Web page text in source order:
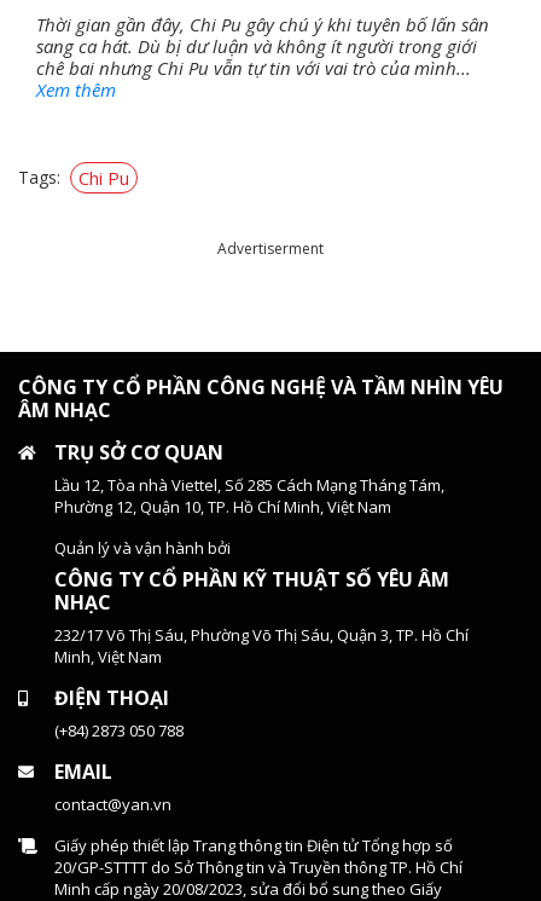
Thời gian gần đây, Chi Pu gây chú ý khi tuyên bố lấn sân
sang ca hát. Dù bị dư luận và không ít người trong giới
chê bai nhưng Chi Pu vẫn tự tin với vai trò của mình...
Xem thêm
Tags: Chi Pu
Advertiserment
CÔNG TY CỔ PHẦN CÔNG NGHỆ VÀ TẦM NHÌN YÊU
ÂM NHẠC
TRỤ SỞ CƠ QUAN
Lầu 12, Tòa nhà Viettel, Số 285 Cách Mạng Tháng Tám,
Phường 12, Quận 10, TP. Hồ Chí Minh, Việt Nam
Quản lý và vận hành bởi
CÔNG TY CỔ PHẦN KỸ THUẬT SỐ YÊU ÂM
NHẠC
232/17 Võ Thị Sáu, Phường Võ Thị Sáu, Quận 3, TP. Hồ Chí
Minh, Việt Nam
ĐIỆN THOẠI
(+84) 2873 050 788
EMAIL
contact@yan.vn
Giấy phép thiết lập Trang thông tin Điện tử Tổng hợp số
20/GP-STTTT do Sở Thông tin và Truyền thông TP. Hồ Chí
Minh cấp ngày 20/08/2023, sửa đổi bổ sung theo Giấy